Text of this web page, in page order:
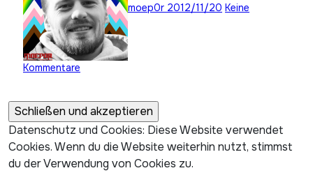
moep0r 2012/11/20 Keine
Kommentare
Datenschutz und Cookies: Diese Website verwendet
Cookies. Wenn du die Website weiterhin nutzt, stimmst
du der Verwendung von Cookies zu.